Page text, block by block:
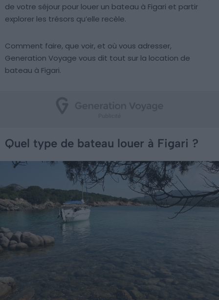
de votre séjour pour louer un bateau à Figari et partir
explorer les trésors qu’elle recèle.
Comment faire, que voir, et où vous adresser,
Generation Voyage vous dit tout sur la location de
bateau à Figari.
Quel type de bateau louer à Figari ?